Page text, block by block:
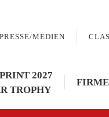
PRESSE/MEDIEN
2027
TROPHY